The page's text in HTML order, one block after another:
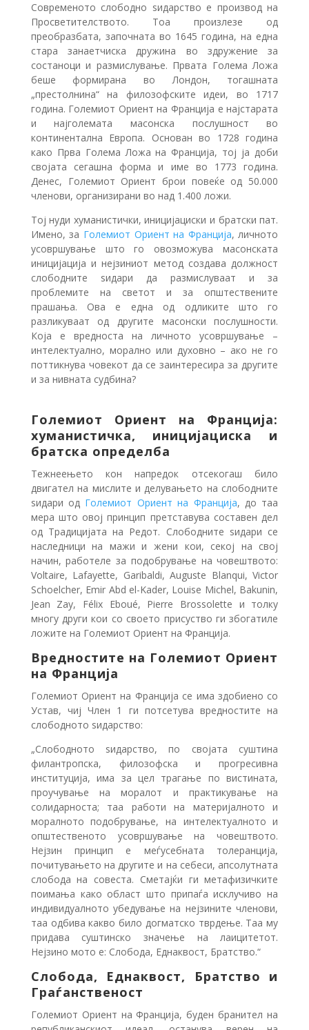
Современото слободно ѕидарство е производ на
Просветителството. Тоа произлезе од
преобразбата, започната во 1645 година, на една
стара занаетчиска дружина во здружение за
состаноци и размислување. Првата Голема Ложа
беше формирана во Лондон, тогашната
„престолнина“ на филозофските идеи, во 1717
година. Големиот Ориент на Франција е најстарата
и најголемата масонска послушност во
континентална Европа. Основан во 1728 година
како Прва Голема Ложа на Франција, тој ја доби
својата сегашна форма и име во 1773 година.
Денес, Големиот Ориент брои повеќе од 50.000
членови, организирани во над 1.400 ложи.
Тој нуди хуманистички, иницијациски и братски пат.
Имено, за Големиот Ориент на Франција, личното
усовршување што го овозможува масонската
иницијација и нејзиниот метод создава должност
слободните ѕидари да размислуваат и за
проблемите на светот и за општествените
прашања. Ова е една од одликите што го
разликуваат од другите масонски послушности.
Кoja е вредноста на личното усовршување –
интелектуално, морално или духовно – ако не го
поттикнува човекот да се заинтересира за другите
и за нивната судбина?
Големиот Ориент на Франција:
хуманистичка, иницијациска и
братска определба
Тежнеењето кон напредок отсекогаш било
двигател на мислите и делувањето на слободните
ѕидари од Големиот Ориент на Франција, до таа
мера што овој принцип претставува составен дел
од Традицијата на Редот. Слободните ѕидари се
наследници на мажи и жени кои, секој на свој
начин, работеле за подобрување на човештвото:
Voltaire, Lafayette, Garibaldi, Auguste Blanqui, Victor
Schoelcher, Emir Abd el-Kader, Louise Michel, Bakunin,
Jean Zay, Félix Eboué, Pierre Brossolette и толку
многу други кои со своето присуство ги збогатиле
ложите на Големиот Ориент на Франција.
Вредностите на Големиот Ориент
на Франција
Големиот Ориент на Франција се има здобиено со
Устав, чиј Член 1 ги потсетува вредностите на
слободното ѕидарство:
„Слободното ѕидарство, по својата суштина
филантропска, филозофска и прогресивна
институција, има за цел трагање по вистината,
проучување на моралот и практикување на
солидарноста; таа работи на материјалното и
моралното подобрување, на интелектуалното и
општественото усовршување на човештвото.
Нејзин принцип е меѓусебната толеранција,
почитувањето на другите и на себеси, апсолутната
слобода на совеста. Сметајќи ги метафизичките
поимања како област што припаѓа исклучиво на
индивидуалното убедување на нејзините членови,
таа одбива какво било догматско тврдење. Таа му
придава суштинско значење на лаицитетот.
Нејзино мото е: Слобода, Еднаквост, Братство.“
Слобода, Еднаквост, Братство и
Граѓанственост
Големиот Ориент на Франција, буден бранител на